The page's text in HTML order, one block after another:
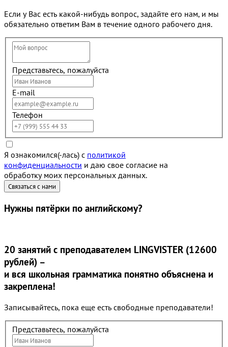
Если у Вас есть какой-нибудь вопрос, задайте его нам, и мы
обязательно ответим Вам в течение одного рабочего дня.
Представьтесь, пожалуйста
E-mail
Телефон
Я ознакомился(-лась) с политикой
конфиденциальности и даю свое согласие на
обработку моих персональных данных.
Нужны пятёрки по английскому?
20 занятий с преподавателем LINGVISTER (12600
рублей) –
и вся школьная грамматика понятно объяснена и
закреплена!
Записывайтесь, пока еще есть свободные преподаватели!
Представьтесь, пожалуйста